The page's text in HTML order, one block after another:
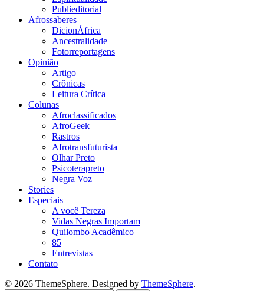
Publieditorial
Afrossaberes
DicionÁfrica
Ancestralidade
Fotorreportagens
Opinião
Artigo
Crônicas
Leitura Crítica
Colunas
Afroclassificados
AfroGeek
Rastros
Afrotransfuturista
Olhar Preto
Psicoterapreto
Negra Voz
Stories
Especiais
A você Tereza
Vidas Negras Importam
Quilombo Acadêmico
85
Entrevistas
Contato
© 2026 ThemeSphere. Designed by ThemeSphere.